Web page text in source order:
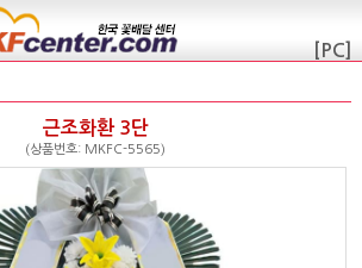
[PC]
근조화환 3단
(상품번호: MKFC-5565)